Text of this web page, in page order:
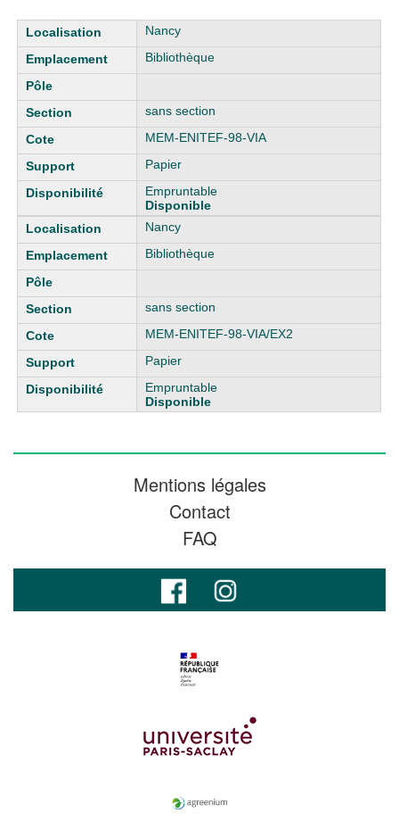
Liste des exemplaires
Nancy
Bibliothèque
sans section
MEM-ENITEF-98-VIA
Papier
Empruntable
Disponible
Nancy
Bibliothèque
sans section
MEM-ENITEF-98-VIA/EX2
Papier
Empruntable
Disponible
Mentions légales
Contact
FAQ